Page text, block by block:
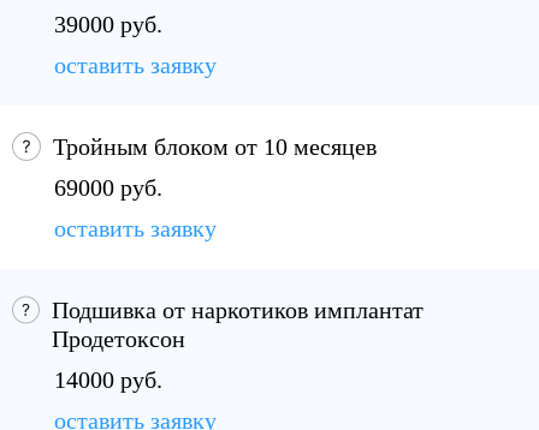
39000 руб.
оставить заявку
Тройным блоком от 10 месяцев
69000 руб.
оставить заявку
Подшивка от наркотиков имплантат
Продетоксон
14000 руб.
оставить заявку